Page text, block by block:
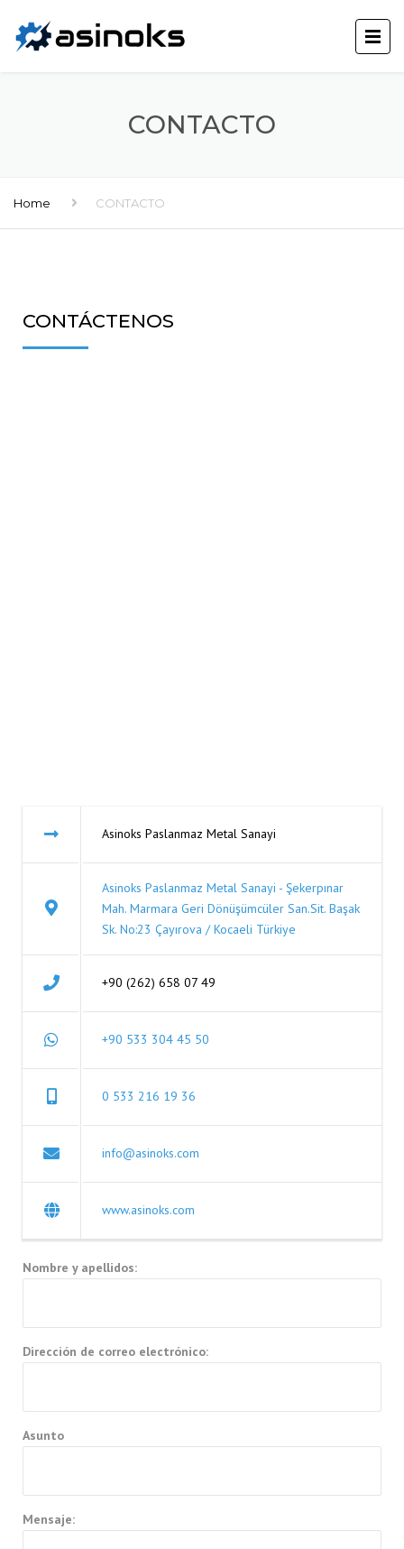
CONTACTO
Home CONTACTO
CONTÁCTENOS
Asinoks Paslanmaz Metal Sanayi
Asinoks Paslanmaz Metal Sanayi - Şekerpınar
Mah. Marmara Geri Dönüşümcüler San.Sit. Başak
Sk. No:23 Çayırova / Kocaeli Türkiye
+90 (262) 658 07 49
+90 533 304 45 50
0 533 216 19 36
info@asinoks.com
www.asinoks.com
Nombre y apellidos:
Dirección de correo electrónico:
Asunto
Mensaje: